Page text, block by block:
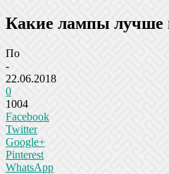
Какие лампы лучше
По
-
22.06.2018
0
1004
Facebook
Twitter
Google+
Pinterest
WhatsApp